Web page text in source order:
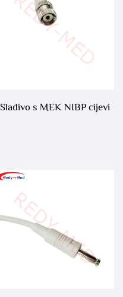
Sladivo s MEK NIBP cijevi